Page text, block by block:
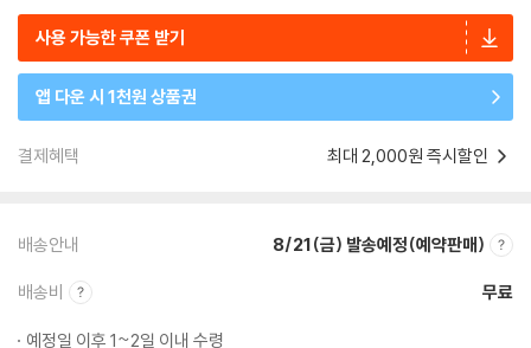
사용 가능한 쿠폰 받기
앱 다운 시 1천원 상품권
결제혜택 최대 2,000원 즉시할인
배송안내 8/21(금) 발송예정(예약판매)
배송비 무료
예정일 이후 1~2일 이내 수령